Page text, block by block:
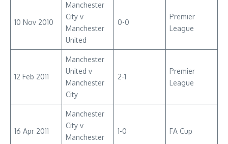
10 Nov 2010
Manchester
City v
Manchester
United
0-0
Premier
League
12 Feb 2011
Manchester
United v
Manchester
City
2-1
Premier
League
16 Apr 2011
Manchester
City v
Manchester
1-0 FA Cup